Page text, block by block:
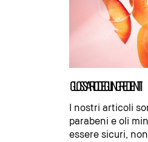
GLOSSARIO DEGLI INGREDIENTI
I nostri articoli
parabeni e oli
essere sicuri,